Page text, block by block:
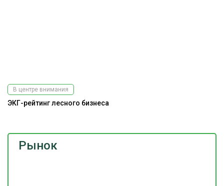
Рынок
В центре внимания
ЭКГ-рейтинг лесного бизнеса